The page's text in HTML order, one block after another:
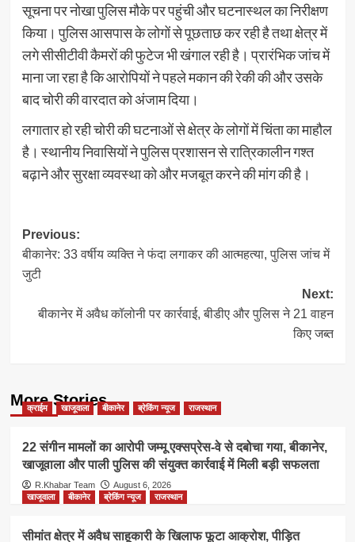
सूचना पर नोखा पुलिस मौके पर पहुंची और घटनास्थल का निरीक्षण
किया। पुलिस आसपास के लोगों से पूछताछ कर रही है तथा क्षेत्र में
लगे सीसीटीवी कैमरों की फुटेज भी खंगाल रही है। प्रारंभिक जांच में
माना जा रहा है कि आरोपियों ने पहले मकान की रेकी की और उसके
बाद चोरी की वारदात को अंजाम दिया।
लगातार हो रही चोरी की घटनाओं से क्षेत्र के लोगों में चिंता का माहौल
है। स्थानीय निवासियों ने पुलिस प्रशासन से रात्रिकालीन गश्त
बढ़ाने और सुरक्षा व्यवस्था को और मजबूत करने की मांग की है।
Post
navigation
Previous:
बीकानेर: 33 वर्षीय व्यक्ति ने फंदा लगाकर की आत्महत्या, पुलिस जांच में
जुटी
Next:
बीकानेर में अवैध कॉलोनी पर कार्रवाई, बीडीए और पुलिस ने 21 वाहन
किए जब्त
More Stories
क्राईम खाजूवाला बीकानेर ब्रेकिंग न्यूज राजस्थान
22 संगीन मामलों का आरोपी जम्मू एक्सप्रेस-वे से दबोचा गया, बीकानेर,
खाजूवाला और पाली पुलिस की संयुक्त कार्रवाई में मिली बड़ी सफलता
R.Khabar Team
August 6, 2026
खाजूवाला
बीकानेर ब्रेकिंग न्यूज राजस्थान
सीमांत क्षेत्र में अवैध साहूकारी के खिलाफ फूटा आक्रोश, पीड़ित